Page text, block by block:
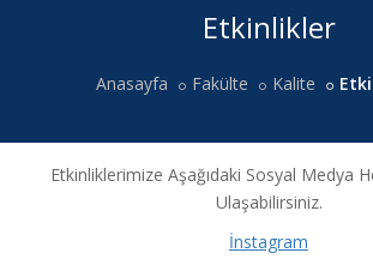
Etkinlikler
Anasayfa Fakülte Kalite
Etkinliklerimize Aşağıdaki Sosyal Medya
Ulaşabilirsiniz.
İnstagram